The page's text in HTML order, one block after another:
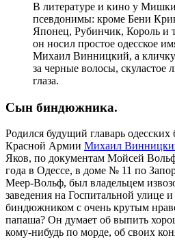
В литературе и кино у
псевдонимы: кроме Бени
Японец, Рубинчик, Король и
он носил простое одесское
Михаил Винницкий, а
за черные волосы, скуластое
глаза.
Сын биндюжника.
Родился будущий главарь
Красной Армии Михаил
Яков, по документам Мойсей
года в Одессе, в доме № 11 по
Меер-Вольф, был владельцем
заведения на Госпитальной улице
биндюжником с очень крутым
папаша? Он думает об выпить
кому-нибудь по морде, об своих